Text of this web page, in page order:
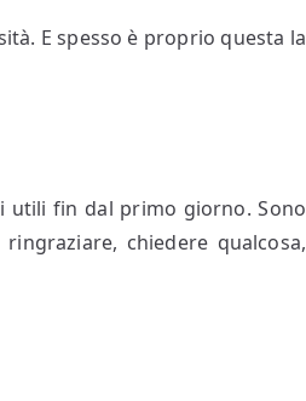
E spesso è proprio questa la
utili fin dal primo giorno. Sono
chiedere qualcosa,